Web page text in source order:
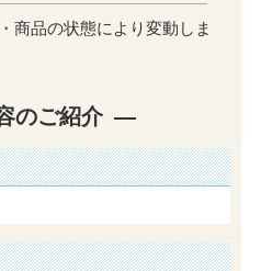
商品の状態により変動しま
のご紹介